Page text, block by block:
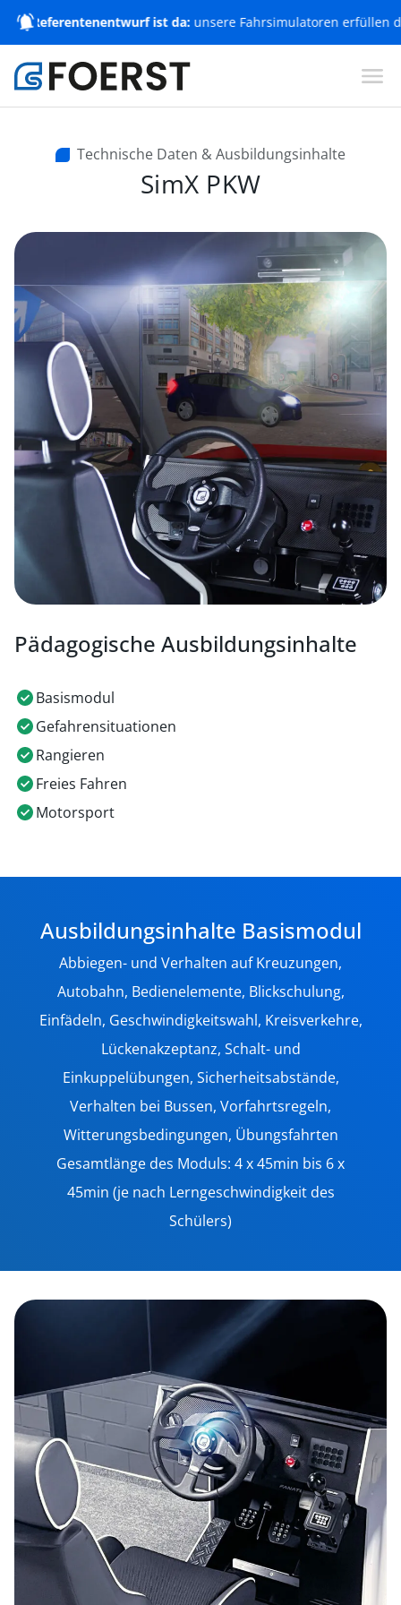
Referentenentwurf ist da:unsere Fahrsimulatoren erfüllen die
Technische Daten & Ausbildungsinhalte
SimX PKW
Pädagogische Ausbildungsinhalte
Basismodul
Gefahrensituationen
Rangieren
Freies Fahren
Motorsport
Ausbildungsinhalte Basismodul
Abbiegen- und Verhalten auf Kreuzungen,
Autobahn, Bedienelemente, Blickschulung,
Einfädeln, Geschwindigkeitswahl, Kreisverkehre,
Lückenakzeptanz, Schalt- und
Einkuppelübungen, Sicherheitsabstände,
Verhalten bei Bussen, Vorfahrtsregeln,
Witterungsbedingungen, Übungsfahrten
Gesamtlänge des Moduls: 4 x 45min bis 6 x
45min (je nach Lerngeschwindigkeit des
Schülers)